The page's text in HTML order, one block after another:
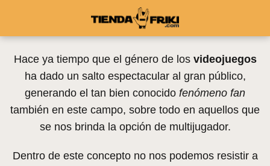
Hace ya tiempo que el género de los videojuegos
ha dado un salto espectacular al gran público,
generando el tan bien conocido fenómeno fan
también en este campo, sobre todo en aquellos que
se nos brinda la opción de multijugador.
Dentro de este concepto no nos podemos resistir a